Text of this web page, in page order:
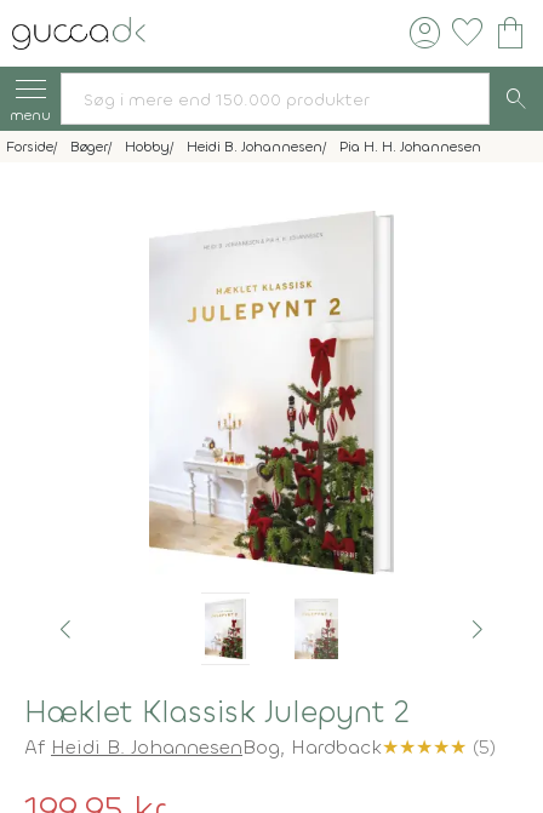
account_circle favorite shopping_bag
menu search
Forside Bøger Hobby Heidi B. Johannesen Pia H. H. Johannesen
Hæklet Klassisk Julepynt 2
Af Heidi B. JohannesenBog, Hardback★★★★★ (5)